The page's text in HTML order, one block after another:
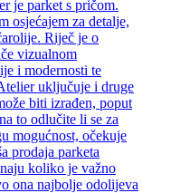
je parket s pričom.
osjećajem za detalje,
Riječ je o
vizualnom
i modernosti te
uključuje i druge
biti izrađen, poput
to odlučite li se za
mogućnost, očekuje
prodaja parketa
koliko je važno
ona najbolje odolijeva